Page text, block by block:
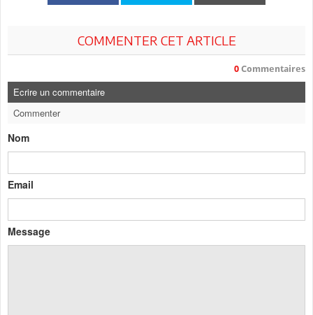
COMMENTER CET ARTICLE
0 Commentaires
Ecrire un commentaire
Commenter
Nom
Email
Message